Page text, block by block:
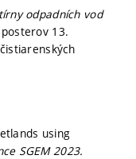
odpadních vod
13.
using
SGEM 2023.